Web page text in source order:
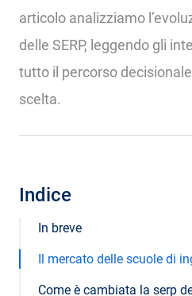
articolo analizziamo
delle SERP, leggendo gli
tutto il percorso
scelta.
Indice
In breve
Il mercato delle scuole di
Come è cambiata la serp